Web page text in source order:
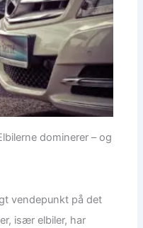
dominerer – og
vendepunkt på det
især elbiler, har